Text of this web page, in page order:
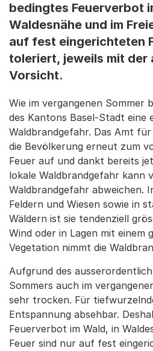
bedingtes Feuerverbot
Waldesnähe und im
auf fest eingerichteten
toleriert, jeweils mit der
Vorsicht.
Wie im vergangenen Sommer
des Kantons Basel-Stadt eine
Waldbrandgefahr. Das Amt
die Bevölkerung erneut zum
Feuer auf und dankt bereits
lokale Waldbrandgefahr kann
Waldbrandgefahr abweichen.
Feldern und Wiesen sowie in
Wäldern ist sie tendenziell
Wind oder in Lagen mit einem
Vegetation nimmt die
Aufgrund des
Sommers auch im
sehr trocken. Für
Entspannung absehbar.
Feuerverbot im Wald, in
Feuer sind nur auf fest